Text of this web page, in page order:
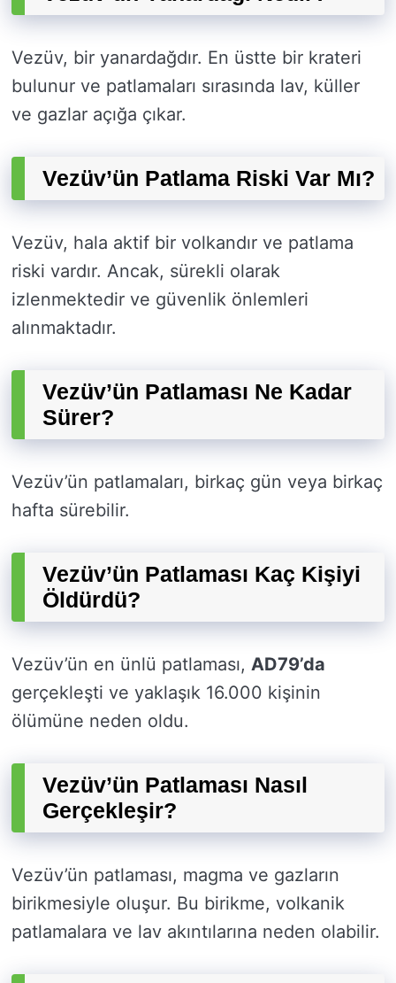
Vezüv, bir yanardağdır. En üstte bir krateri
bulunur ve patlamaları sırasında lav, küller
ve gazlar açığa çıkar.
Vezüv’ün Patlama Riski Var Mı?
Vezüv, hala aktif bir volkandır ve patlama
riski vardır. Ancak, sürekli olarak
izlenmektedir ve güvenlik önlemleri
alınmaktadır.
Vezüv’ün Patlaması Ne Kadar
Sürer?
Vezüv’ün patlamaları, birkaç gün veya birkaç
hafta sürebilir.
Vezüv’ün Patlaması Kaç Kişiyi
Öldürdü?
Vezüv’ün en ünlü patlaması, AD79’da
gerçekleşti ve yaklaşık 16.000 kişinin
ölümüne neden oldu.
Vezüv’ün Patlaması Nasıl
Gerçekleşir?
Vezüv’ün patlaması, magma ve gazların
birikmesiyle oluşur. Bu birikme, volkanik
patlamalara ve lav akıntılarına neden olabilir.